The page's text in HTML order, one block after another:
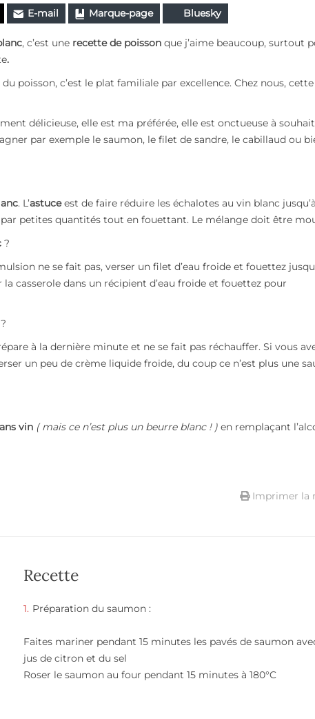
E-mail Marque-page Bluesky
, c’est une recette de poisson que j’aime beaucoup, surtout
.
poisson, c’est le plat familiale par excellence. Chez nous, cette
délicieuse, elle est ma préférée, elle est onctueuse à
par exemple le saumon, le filet de sandre, le cabillaud ou
. L’astuceest de faire réduire les échalotes au vin blanc
petites quantités tout en fouettant. Le mélange doit être
?
ne se fait pas, verser un filet d’eau froide et fouettez
casserole dans un récipient d’eau froide et fouettez pour
?
à la dernière minute et ne se fait pas réchauffer. Si vous
un peu de crème liquide froide, du coup ce n’est plus une
vin ( mais ce n’est plus un beurre blanc ! ) en remplaçant
Imprimer la
Recette
Préparation du saumon :
Faites mariner pendant 15 minutes les pavés de saumon
jus de citron et du sel
Roser le saumon au four pendant 15 minutes à 180°C